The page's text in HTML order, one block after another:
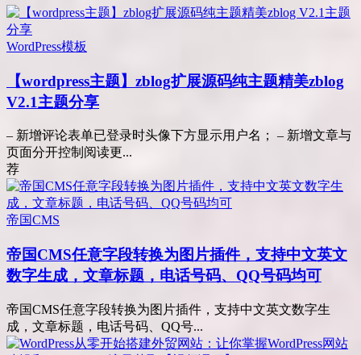
WordPress模板
【wordpress主题】zblog扩展源码纯主题精美zblog
V2.1主题分享
– 新增评论表单已登录时头像下方显示用户名； – 新增文章与
页面分开控制阅读更...
荐
帝国CMS
帝国CMS任意字段转换为图片插件，支持中文英文
数字生成，文章标题，电话号码、QQ号码均可
帝国CMS任意字段转换为图片插件，支持中文英文数字生
成，文章标题，电话号码、QQ号...